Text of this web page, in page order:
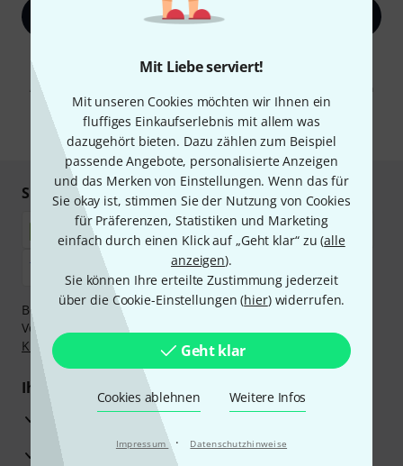
Mit Liebe serviert!
Mit unseren Cookies möchten wir Ihnen ein
fluffiges Einkaufserlebnis mit allem was
dazugehört bieten. Dazu zählen zum Beispiel
passende Angebote, personalisierte Anzeigen
und das Merken von Einstellungen. Wenn das für
Sie okay ist, stimmen Sie der Nutzung von Cookies
für Präferenzen, Statistiken und Marketing
einfach durch einen Klick auf „Geht klar“ zu (alle
anzeigen).
Sie können Ihre erteilte Zustimmung jederzeit
über die Cookie-Einstellungen (hier) widerrufen.
Geht klar
Cookies ablehnen Weitere Infos
Impressum · Datenschutzhinweise
Jetzt anmelden
Mit Klick auf „Jetzt anmelden“ stimmen Sie dem Erhalt von E-Mail-
Werbung und einer Messung des E-Mail-Nutzungsverhaltens zu. Die
Abmeldung ist jederzeit möglich. Weitere Informationen finden Sie in
unserenDatenschutzhinweisen.
* Pflichtfeld
Sicher einkaufen & bezahlen
Bezahlen Sie vertraulich und sicher per Nachnahme,
Vorkasse, PayPal, Amazon Pay,
Klarna Ratenzahlung
oder Kreditkarte.
Ihre Vorteile
3 Jahre Thomann Garantie
30 Tage Money-Back-Garantie